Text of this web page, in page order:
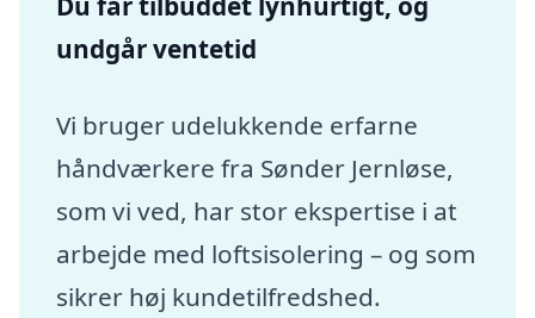
undgår ventetid
Vi bruger udelukkende erfarne
håndværkere fra Sønder Jernløse,
som vi ved, har stor ekspertise i at
arbejde med loftsisolering – og som
sikrer høj kundetilfredshed.